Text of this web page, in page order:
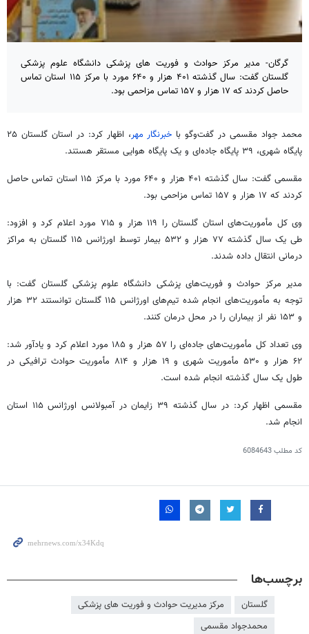
گرگان- مدیر مرکز حوادث و فوریت های پزشکی دانشگاه علوم پزشکی
گلستان گفت: سال گذشته ۴۰۱ هزار و ۶۴۰ مورد با مرکز ۱۱۵ استان تماس
حاصل کردند که ۱۷ هزار و ۱۵۷ تماس مزاحمی بود.
محمد جواد مقسمی در گفت‌وگو با خبرنگار مهر
، اظهار کرد: در استان گلستان ۲۵
پایگاه شهری، ۳۹ پایگاه جاده‌ای و یک پایگاه هوایی مستقر هستند.
مقسمی گفت: سال گذشته ۴۰۱ هزار و ۶۴۰ مورد با مرکز ۱۱۵ استان تماس حاصل
کردند که ۱۷ هزار و ۱۵۷ تماس مزاحمی بود.
وی کل مأموریت‌های استان گلستان را ۱۱۹ هزار و ۷۱۵ مورد اعلام کرد و افزود:
طی یک سال گذشته ۷۷ هزار و ۵۳۲ بیمار توسط اورژانس ۱۱۵ گلستان به مراکز
درمانی انتقال داده شدند.
مدیر مرکز حوادث و فوریت‌های پزشکی دانشگاه علوم پزشکی گلستان گفت: با
توجه به مأموریت‌های انجام شده تیم‌های اورژانس ۱۱۵ گلستان توانستند ۳۲ هزار
و ۱۵۳ نفر از بیماران را در محل درمان کنند.
وی تعداد کل مأموریت‌های جاده‌ای را ۵۷ هزار و ۱۸۵ مورد اعلام کرد و یادآور شد:
۶۲ هزار و ۵۳۰ مأموریت شهری و ۱۹ هزار و ۸۱۴ مأموریت حوادث ترافیکی در
طول یک سال گذشته انجام شده است.
مقسمی اظهار کرد: در سال گذشته ۳۹ زایمان در آمبولانس اورژانس ۱۱۵ استان
انجام شد.
کد مطلب6084643
برچسب‌ها
گلستان
مرکز مدیریت حوادث و فوریت های پزشکی
محمدجواد مقسمی